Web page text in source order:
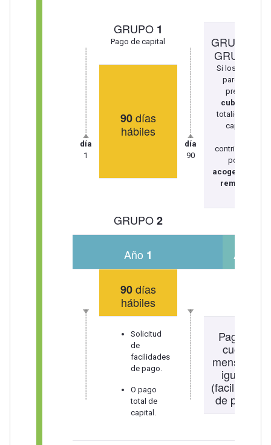
día
1
GRUPO1
Pago de capital
día
90
GRUPO
GRUPO
Si los pagos
parciales
previos
cubren
totalidad del
capital,
contribuyente
podrá
acogerse a la
remisión.
90días
hábiles
GRUPO2
Año 1 Año
90días
hábiles
Solicitud
de
facilidades
de pago.
O pago
total de
capital.
Pago de
cuotas
mensuales
iguales
(facilidades
de pago).